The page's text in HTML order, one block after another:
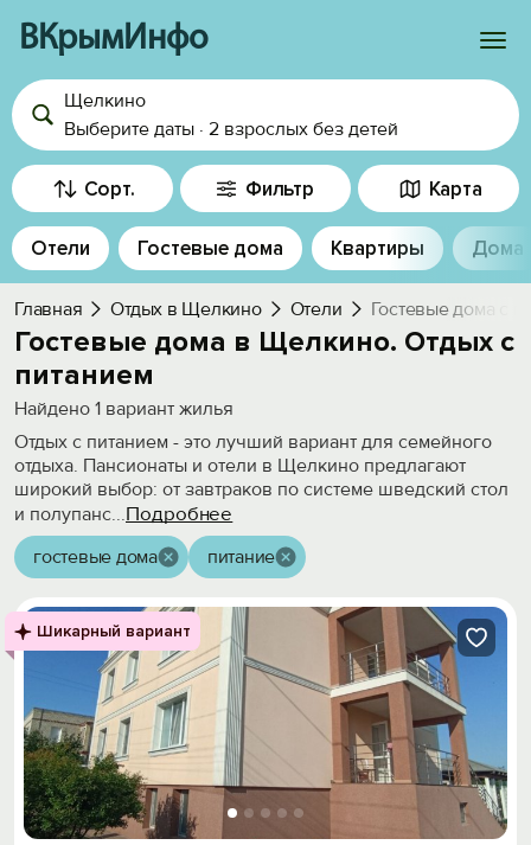
ВКрымИнфо
Войти
Избранное
История просмотра
Добавить свой объект
Щелкино
Выберите даты · 2 взрослых без детей
Сорт. Фильтр Карта
Отели Гостевые дома Квартиры Дома
Главная Отдых в Щелкино Отели Гостевые дома с
Гостевые дома в Щелкино. Отдых с
питанием
Найдено 1 вариант жилья
Отдых с питанием - это лучший вариант для семейного
отдыха. Пансионаты и отели в Щелкино предлагают
широкий выбор: от завтраков по системе шведский стол
и полупанс...Подробнее
гостевые дома питание
Шикарный вариант